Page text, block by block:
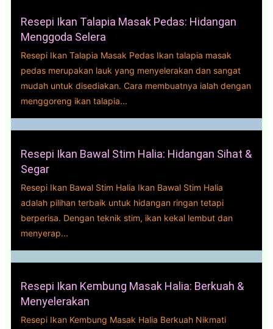
Resepi Ikan Talapia Masak Pedas: Hidangan
Menggoda Selera
Resepi Ikan Talapia Masak Pedas Ikan talapia masak
pedas merupakan lauk yang menyelerakan dan sangat
mudah untuk disediakan. Cara membuatnya ialah dengan
menggoreng ikan talapia...
Resepi Ikan Bawal Stim Halia: Hidangan Sihat &
Segar
Resepi Ikan Bawal Stim Halia Ikan Bawal Stim Halia
adalah pilihan terbaik untuk hidangan ringan tetapi
berperisa. Dengan teknik stim, ikan kekal lembut dan
menyerap...
Resepi Ikan Kembung Masak Halia: Berkuah &
Menyelerakan
Resepi Ikan Kembung Masak Halia Berkuah Nikmati